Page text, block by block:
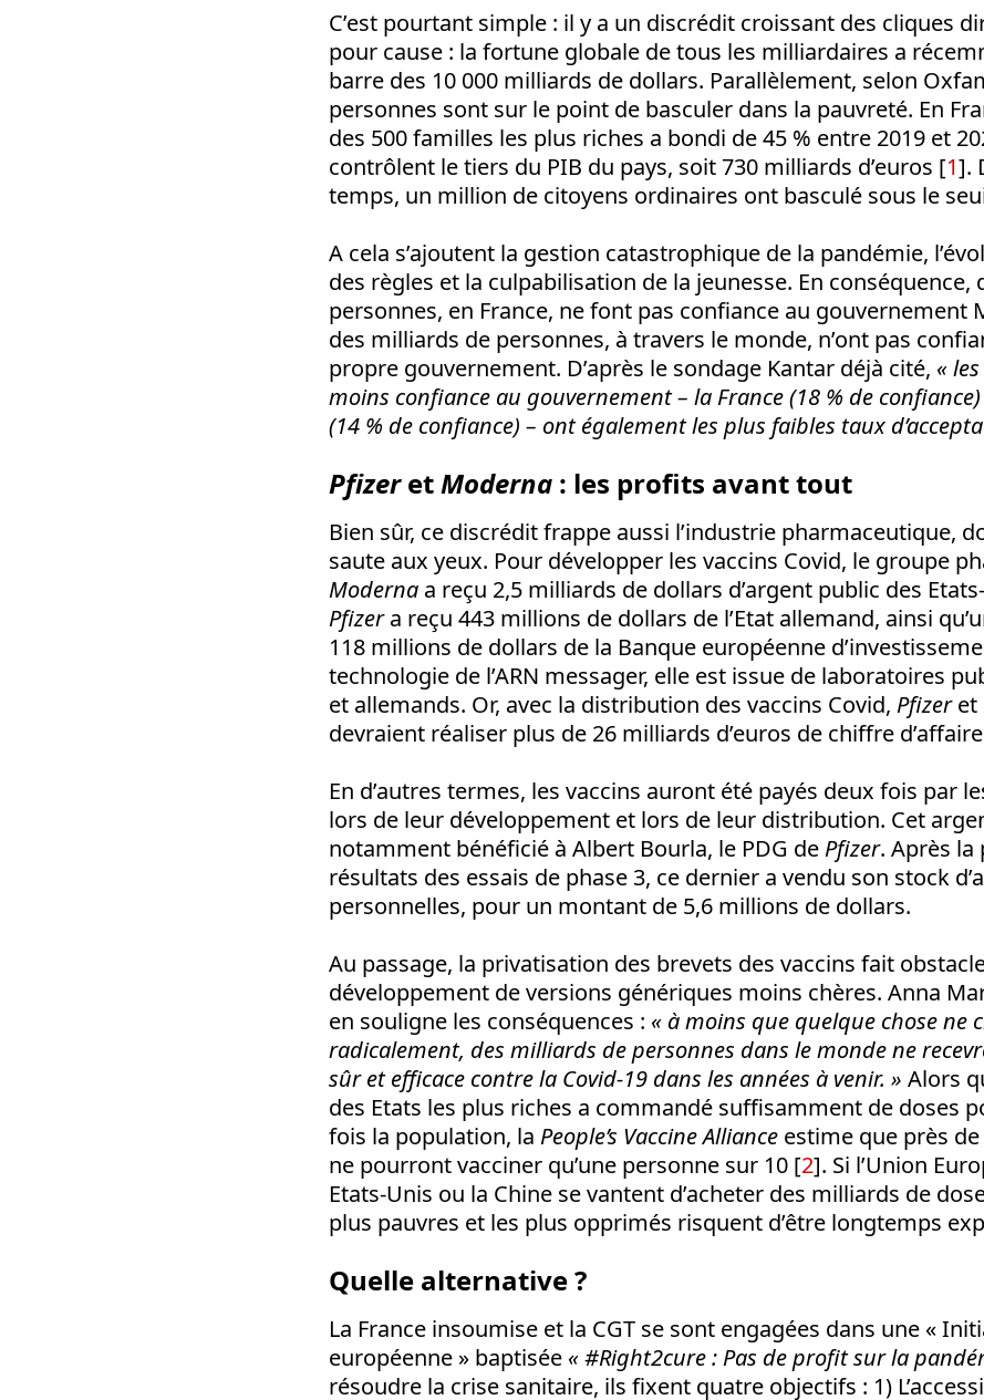
C’est pourtant simple : il y a un discrédit croissant des cliques
pour cause : la fortune globale de tous les milliardaires a
barre des 10 000 milliards de dollars. Parallèlement, selon
personnes sont sur le point de basculer dans la pauvreté. En
des 500 familles les plus riches a bondi de 45 % entre 2019 et
contrôlent le tiers du PIB du pays, soit 730 milliards d’euros [1].
temps, un million de citoyens ordinaires ont basculé sous le
A cela s’ajoutent la gestion catastrophique de la pandémie,
des règles et la culpabilisation de la jeunesse. En conséquence,
personnes, en France, ne font pas confiance au gouvernement
des milliards de personnes, à travers le monde, n’ont pas
propre gouvernement. D’après le sondage Kantar déjà cité, «
moins confiance au gouvernement – la France (18 % de
(14 % de confiance) – ont également les plus faibles taux
PfizeretModerna : les profits avant tout
Bien sûr, ce discrédit frappe aussi l’industrie pharmaceutique,
saute aux yeux. Pour développer les vaccins Covid, le groupe
Moderna a reçu 2,5 milliards de dollars d’argent public des
Pfizera reçu 443 millions de dollars de l’Etat allemand, ainsi
118 millions de dollars de la Banque européenne
technologie de l’ARN messager, elle est issue de laboratoires
et allemands. Or, avec la distribution des vaccins Covid, Pfizeret
devraient réaliser plus de 26 milliards d’euros de chiffre
En d’autres termes, les vaccins auront été payés deux fois par
lors de leur développement et lors de leur distribution. Cet
notamment bénéficié à Albert Bourla, le PDG de Pfizer. Après la
résultats des essais de phase 3, ce dernier a vendu son stock
personnelles, pour un montant de 5,6 millions de dollars.
Au passage, la privatisation des brevets des vaccins fait
développement de versions génériques moins chères. Anna
en souligne les conséquences : « à moins que quelque chose ne
radicalement, des milliards de personnes dans le monde ne
sûr et efficace contre la Covid-19 dans les années à venir. » Alors
des Etats les plus riches a commandé suffisamment de doses
fois la population, la People’s Vaccine Alliance estime que près
ne pourront vacciner qu’une personne sur 10 [2]. Si l’Union
Etats-Unis ou la Chine se vantent d’acheter des milliards de
plus pauvres et les plus opprimés risquent d’être longtemps
Quelle alternative ?
La France insoumise et la CGT se sont engagées dans une «
européenne » baptisée « #Right2cure : Pas de profit sur la
résoudre la crise sanitaire, ils fixent quatre objectifs : 1)